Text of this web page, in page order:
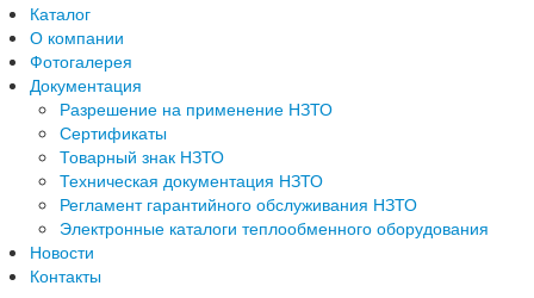
Каталог
О компании
Фотогалерея
Документация
Разрешение на применение НЗТО
Сертификаты
Товарный знак НЗТО
Техническая документация НЗТО
Регламент гарантийного обслуживания НЗТО
Электронные каталоги теплообменного оборудования
Новости
Контакты